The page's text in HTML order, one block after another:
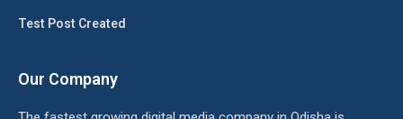
Test Post Created
Our Company